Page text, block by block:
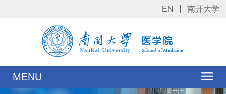
EN 南开大学
MENU